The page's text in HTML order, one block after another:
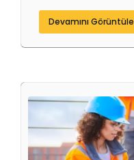
Devamını Görüntüle